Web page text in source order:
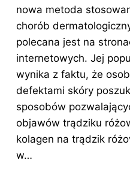
nowa metoda
chorób
polecana jest na
internetowych. Jej
wynika z faktu, że
defektami skóry
sposobów
objawów trądziku
kolagen na trądzik
w…